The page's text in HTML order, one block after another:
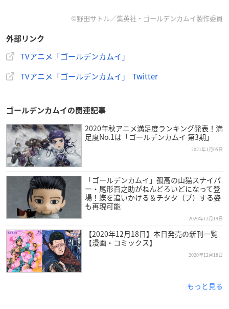
極寒の地で新たな局面を迎える生存競争サバイバル、樺太編が
開幕ッッ!!!
網走監獄で繰り広げられた激しい攻防戦の末に、
離れ離れになってしまった「不死身の杉元」こと杉元佐一とア
イヌの少女・アシ(リ)パ。
アシ(リ)パは「脱獄王」の白石由竹とともに、
キロランケと尾形百之助によって父の足跡が残る場所・樺太に
連れ去られていた。
アイヌの金塊を強奪した張本人である「のっぺら坊」が死んだ
その秘密を解けるのは娘のアシ(リ)パのみ。キロランケの目的
は、
彼女を連れてかつての仲間である極東ロシアのパルチザンと合
流することにあった。
一方、第七師団の鶴見中尉と手を組んだ杉元と谷垣源次郎は、
アシ(リ)パを捜索するための先遣隊に志願。
©野田サトル／集英社・ゴールデンカムイ製作委員
外部リンク
TVアニメ「ゴールデンカムイ」
TVアニメ「ゴールデンカムイ」 Twitter
ゴールデンカムイの関連記事
2020年秋アニメ満足度ランキング発表！満
足度No.1は「ゴールデンカムイ 第3期」
2021年1月05日
「ゴールデンカムイ」孤高の山猫スナイパ
ー・尾形百之助がねんどろいどになって登
場！蝶を追いかける＆チタタ（プ）する姿
も再現可能
2020年12月19日
【2020年12月18日】本日発売の新刊一覧
【漫画・コミックス】
2020年12月18日
もっと見る